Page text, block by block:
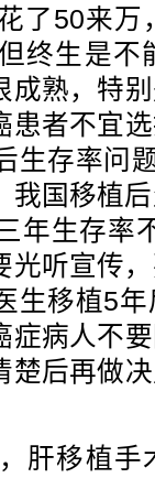
了50来
终生是
成熟，特
患者不宜
生存率问
我国移植
年生存率
光听宣传
生移植5
症病人不
楚后再做
移植手